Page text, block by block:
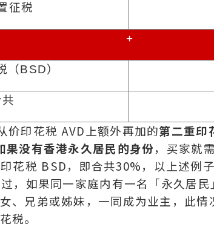
征税
+
（BSD）
价印花税 AVD上额外再加的第二重印
果没有香港永久居民的身份，买家就
花税 BSD，即合共30%，以上述例
，如果同一家庭内有一名「永久居
、兄弟或姊妹，一同成为业主，此
税。